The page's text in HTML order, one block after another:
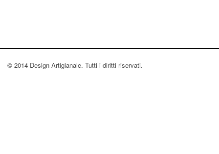
© 2014 Design Artigianale. Tutti i diritti riservati.